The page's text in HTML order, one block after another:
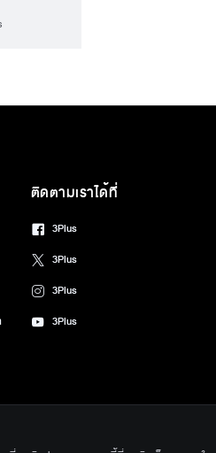
ติดตามเราได้ที่
3Plus
3Plus
3Plus
3Plus